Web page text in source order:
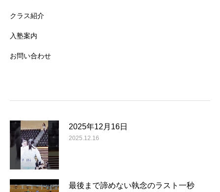
クラス紹介
入塾案内
お問い合わせ
2025年12月16日
2025.12.16
最後まで諦めない執念のラスト一秒